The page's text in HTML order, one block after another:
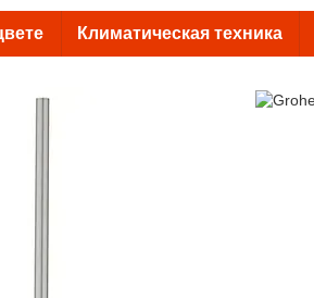
Климатическая техника